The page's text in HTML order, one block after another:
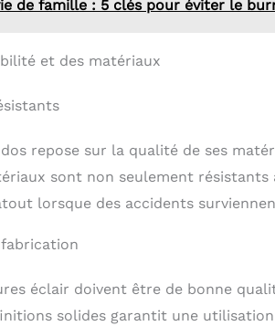
de famille : 5 clés pour éviter le
et des matériaux
repose sur la qualité de ses
sont non seulement résistants
lorsque des accidents
éclair doivent être de bonne
solides garantit une